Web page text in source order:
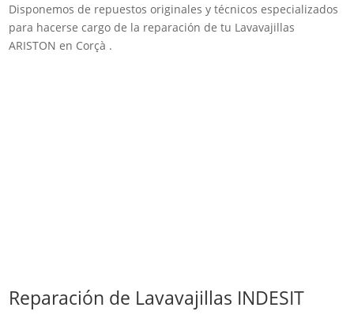
Disponemos de repuestos originales y técnicos especializados
para hacerse cargo de la reparación de tu Lavavajillas
ARISTON en Corçà .
Reparación de Lavavajillas INDESIT